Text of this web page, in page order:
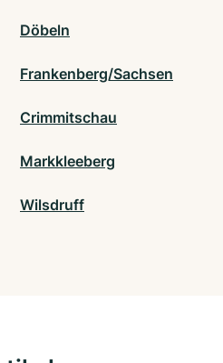
Döbeln
Frankenberg/Sachsen
Crimmitschau
Markkleeberg
Wilsdruff